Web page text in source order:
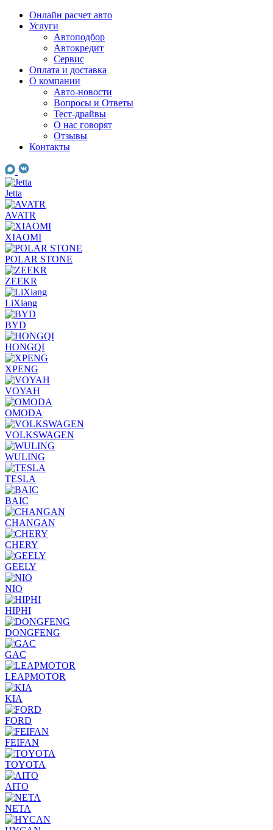
Skip
Онлайн расчет авто
Услуги
Автоподбор
Автокредит
Сервис
Оплата и доставка
О компании
Авто-новости
Вопросы и Ответы
Тест-драйвы
О нас говорят
Отзывы
Контакты
Jetta
AVATR
XIAOMI
POLAR STONE
ZEEKR
LiXiang
BYD
HONGQI
XPENG
VOYAH
OMODA
VOLKSWAGEN
WULING
TESLA
BAIC
CHANGAN
CHERY
GEELY
NIO
HIPHI
DONGFENG
GAC
LEAPMOTOR
KIA
FORD
FEIFAN
TOYOTA
AITO
NETA